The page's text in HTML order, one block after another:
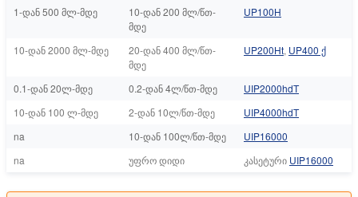
1-დან 500 მლ-მდე
10-დან 200 მლ/წთ-
მდე
UP100H
10-დან 2000 მლ-მდე
20-დან 400 მლ/წთ-
მდე
UP200Ht, UP400 ქ
0.1-დან 20ლ-მდე 0.2-დან 4ლ/წთ-მდე
UIP2000hdT
10-დან 100 ლ-მდე
2-დან 10ლ/წთ-მდე
UIP4000hdT
na
10-დან 100ლ/წთ-მდე
UIP16000
na
უფრო დიდი კასეტური UIP16000